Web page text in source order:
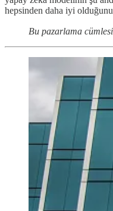
hepsinden daha iyi
Bu pazarlama